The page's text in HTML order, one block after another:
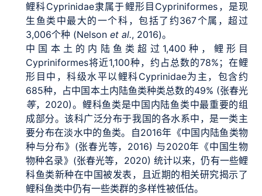
鲤科Cyprinidae隶属于鲤形目Cypriniformes，是现
生鱼类中最大的一个科，包括了约367个属，超过
3,006个种 (Nelson et al., 2016)。
中国本土的内陆鱼类超过1,400种，鲤形目
Cypriniformes将近1,100种，约占总数的78%；在鲤
形目中，科级水平以鲤科Cyprinidae为主，包含约
685种，占中国本土内陆鱼类种类总数的49% (张春光
等，2020)。鲤科鱼类是中国内陆鱼类中最重要的组
成部分。该科广泛分布于我国的各水系中，是一类主
要分布在淡水中的鱼类。自2016年《中国内陆鱼类物
种与分布》(张春光等，2016) 与2020年《中国生物
物种名录》(张春光等，2020) 统计以来，仍有一些鲤
科鱼类新种在中国被发表，且近期的相关研究揭示了
鲤科鱼类中仍有一些类群的多样性被低估。